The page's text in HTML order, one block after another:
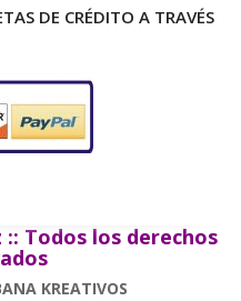
DE CRÉDITO A TRAVÉS
:: Todos los derechos
KREATIVOS